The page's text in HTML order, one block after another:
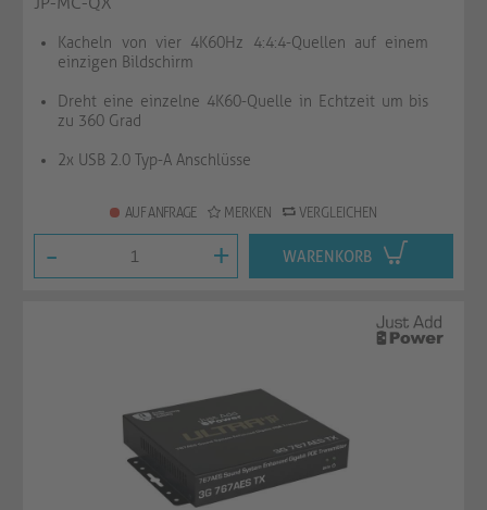
Kacheln von vier 4K60Hz 4:4:4-Quellen auf einem
einzigen Bildschirm
Dreht eine einzelne 4K60-Quelle in Echtzeit um bis
zu 360 Grad
2x USB 2.0 Typ-A Anschlüsse
AUF ANFRAGE MERKEN VERGLEICHEN
- + WARENKORB